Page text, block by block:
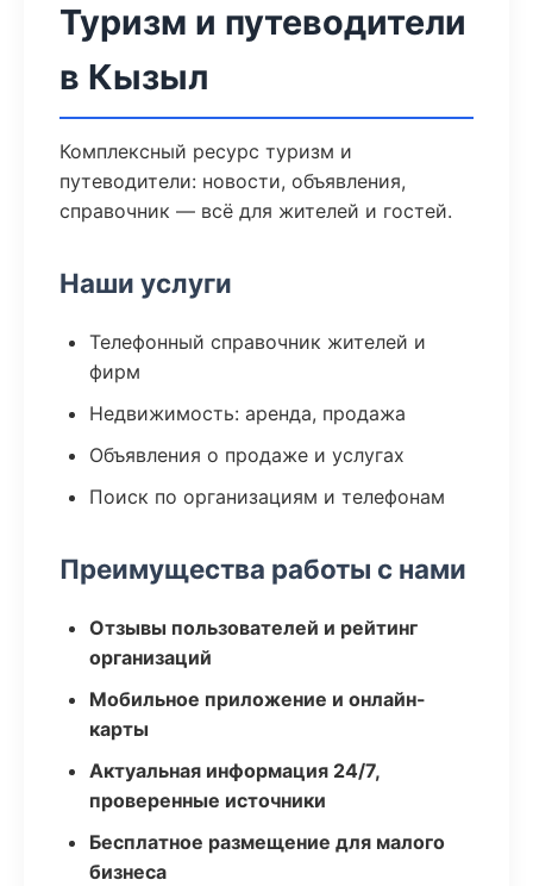
Туризм и путеводители
в Кызыл
Комплексный ресурс туризм и
путеводители: новости, объявления,
справочник — всё для жителей и гостей.
Наши услуги
Телефонный справочник жителей и
фирм
Недвижимость: аренда, продажа
Объявления о продаже и услугах
Поиск по организациям и телефонам
Преимущества работы с нами
Отзывы пользователей и рейтинг
организаций
Мобильное приложение и онлайн-
карты
Актуальная информация 24/7,
проверенные источники
Бесплатное размещение для малого
бизнеса